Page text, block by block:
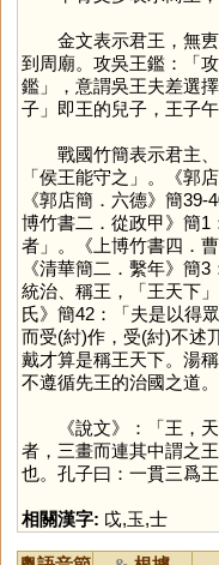
金文表示君王，無叀
到周廟。攻吳王鑑：「
鑑」，意謂吳王夫差選
子」即王的兒子，王子
戰國竹簡表示君主、
「侯王能守之」。《郭
《郭店簡．六德》簡
博竹書二．從政甲》簡1
者」。《上博竹書四．
《清華簡二．繫年》簡
統治、稱王，「王天下
氏》簡42：「夫是以得
而受(紂)作，受(紂)不述
戴才算是稱王天下。湯
不遵循先王的治國之道。
《說文》：「王，天
者，三畫而連其中謂之
也。孔子曰：一貫三爲
相關漢字: 戉,玉,士